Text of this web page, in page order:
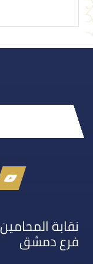
نقابة
فرع دمشق